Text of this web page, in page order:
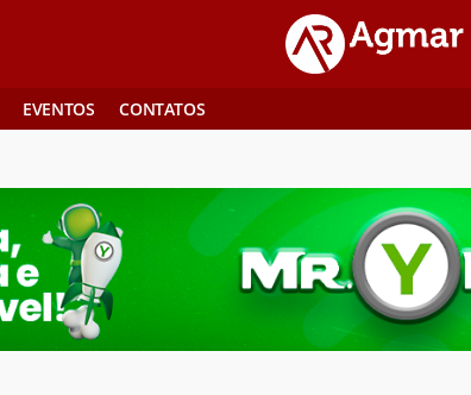
EVENTOS CONTATOS